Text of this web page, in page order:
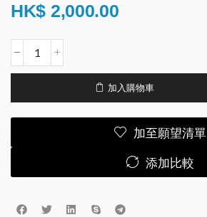
HK$ 2,000.00
加入購物車
加至願望清單
添加比較